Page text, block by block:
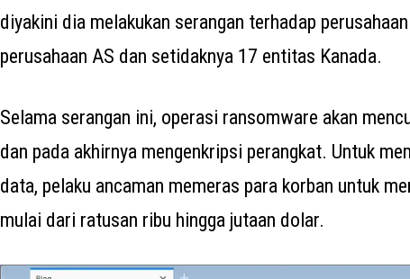
diyakini dia melakukan serangan terhadap
perusahaan AS dan setidaknya 17 entitas Kanada.
Selama serangan ini, operasi ransomware akan
dan pada akhirnya mengenkripsi perangkat. Untuk
data, pelaku ancaman memeras para korban untuk
mulai dari ratusan ribu hingga jutaan dolar.